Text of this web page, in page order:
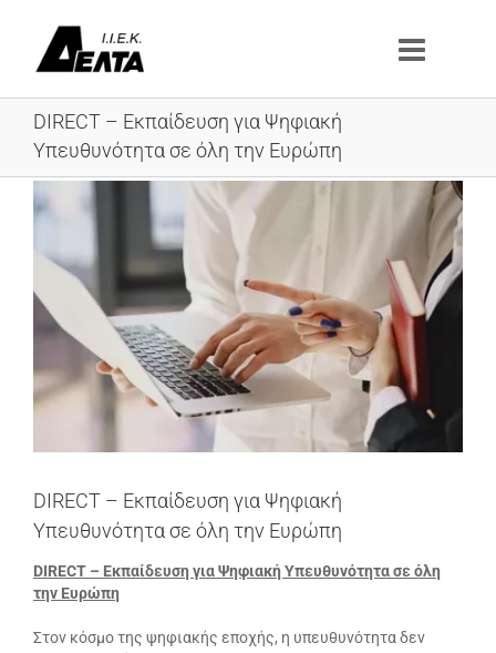
περιεχόμενο
DIRECT – Εκπαίδευση για Ψηφιακή
Υπευθυνότητα σε όλη την Ευρώπη
μεγαλύτερης
DIRECT – Εκπαίδευση για Ψηφιακή
Υπευθυνότητα σε όλη την Ευρώπη
DIRECT – Εκπαίδευση για Ψηφιακή Υπευθυνότητα σε όλη
την Ευρώπη
Στον κόσμο της ψηφιακής εποχής, η υπευθυνότητα δεν